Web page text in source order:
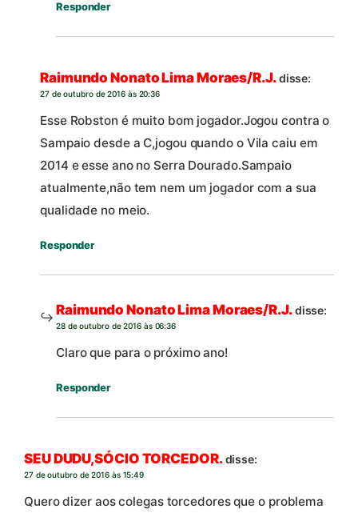
Responder
Raimundo Nonato Lima Moraes/R.J.disse:
27 de outubro de 2016 às 20:36
Esse Robston é muito bom jogador.Jogou contra o
Sampaio desde a C,jogou quando o Vila caiu em
2014 e esse ano no Serra Dourado.Sampaio
atualmente,não tem nem um jogador com a sua
qualidade no meio.
Responder
Raimundo Nonato Lima Moraes/R.J.disse:
28 de outubro de 2016 às 06:36
Claro que para o próximo ano!
Responder
SEU DUDU,SÓCIO TORCEDOR.disse:
27 de outubro de 2016 às 15:49
Quero dizer aos colegas torcedores que o problema